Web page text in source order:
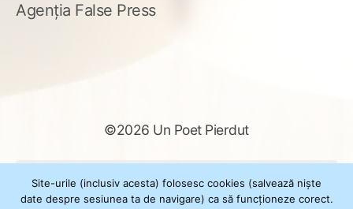
Agenția False Press
©2026 Un Poet Pierdut
după:
Site-urile (inclusiv acesta) folosesc cookies (salvează niște
date despre sesiunea ta de navigare) ca să funcționeze corect.